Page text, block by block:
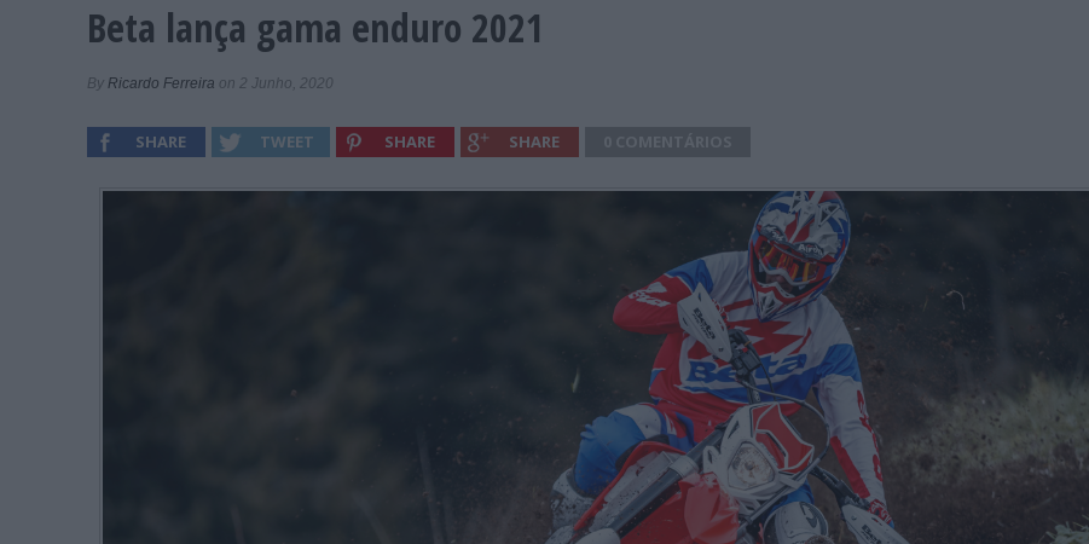
Beta lança gama enduro 2021
By Ricardo Ferreira on 2 Junho, 2020
SHARE TWEET SHARE SHARE